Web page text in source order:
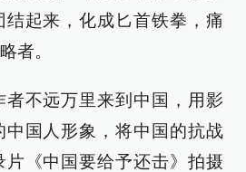
起来，化成匕首铁拳，痛
者。
不远万里来到中国，用影
中国人形象，将中国的抗战
片《中国要给予还击》拍摄